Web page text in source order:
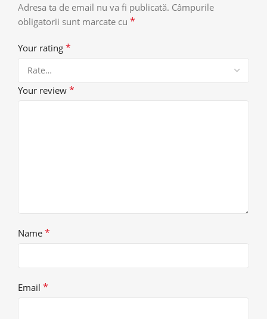
Adresa ta de email nu va fi publicată. Câmpurile
obligatorii sunt marcate cu *
Your rating *
Your review *
Name *
Email *